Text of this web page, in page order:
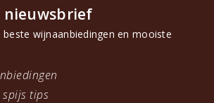
nieuwsbrief
beste wijnaanbiedingen en mooiste
tips